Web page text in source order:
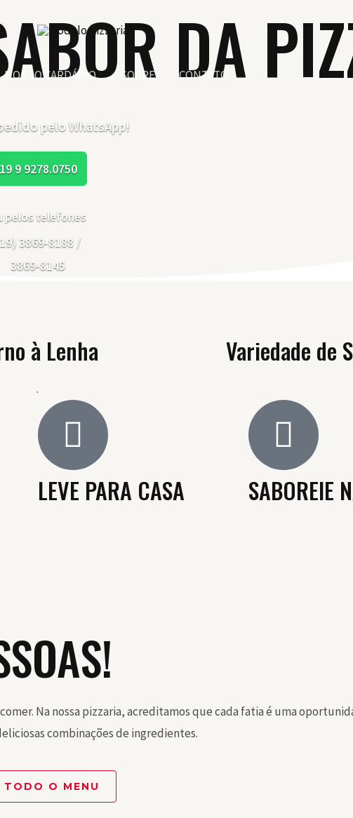
NOSSO CARDÁPIO SOBRE CONTATO
DA
pedido pelo WhatsApp!
19 9 9278.0750
pelos telefones
(19) 3869-8188 /
3869-8145
à Lenha
.
Variedade de
LEVE PARA CASA SABOREIE
Na nossa pizzaria, acreditamos que cada fatia é uma
combinações de ingredientes.
TODO O MENU